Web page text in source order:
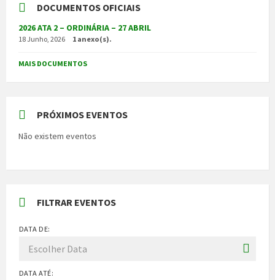
DOCUMENTOS OFICIAIS
2026 ATA 2 – ORDINÁRIA – 27 ABRIL
18 Junho, 2026 1 anexo(s).
MAIS DOCUMENTOS
PRÓXIMOS EVENTOS
Não existem eventos
FILTRAR EVENTOS
DATA DE:
DATA ATÉ: